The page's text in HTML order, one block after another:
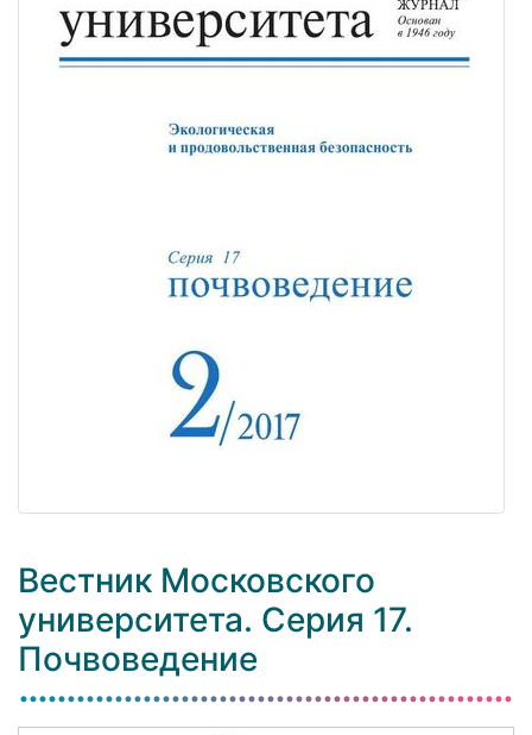
Вестник Московского
университета. Серия 17.
Почвоведение